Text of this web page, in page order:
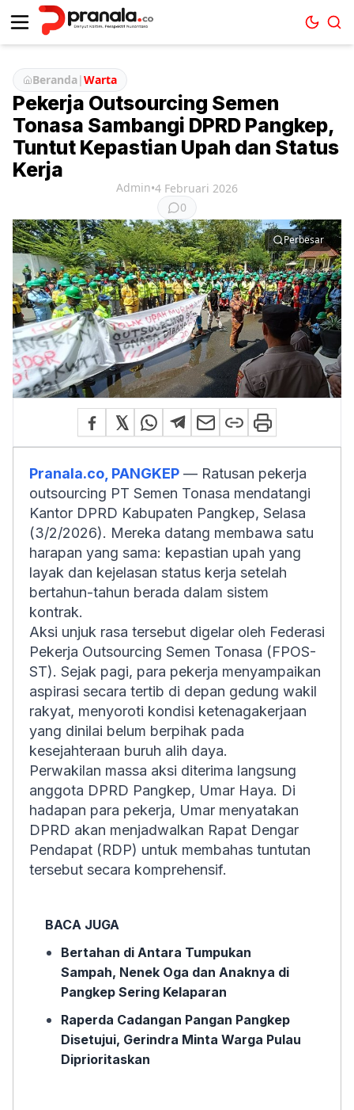
Beranda|Warta
Pekerja Outsourcing Semen
Tonasa Sambangi DPRD Pangkep,
Tuntut Kepastian Upah dan Status
Kerja
Admin•4 Februari 2026
0
Perbesar
Pranala.co, PANGKEP — Ratusan pekerja
outsourcing PT Semen Tonasa mendatangi
Kantor DPRD Kabupaten Pangkep, Selasa
(3/2/2026). Mereka datang membawa satu
harapan yang sama: kepastian upah yang
layak dan kejelasan status kerja setelah
bertahun-tahun berada dalam sistem
kontrak.
Aksi unjuk rasa tersebut digelar oleh Federasi
Pekerja Outsourcing Semen Tonasa (FPOS-
ST). Sejak pagi, para pekerja menyampaikan
aspirasi secara tertib di depan gedung wakil
rakyat, menyoroti kondisi ketenagakerjaan
yang dinilai belum berpihak pada
kesejahteraan buruh alih daya.
Perwakilan massa aksi diterima langsung
anggota DPRD Pangkep, Umar Haya. Di
hadapan para pekerja, Umar menyatakan
DPRD akan menjadwalkan Rapat Dengar
Pendapat (RDP) untuk membahas tuntutan
tersebut secara komprehensif.
BACA JUGA
Bertahan di Antara Tumpukan
Sampah, Nenek Oga dan Anaknya di
Pangkep Sering Kelaparan
Raperda Cadangan Pangan Pangkep
Disetujui, Gerindra Minta Warga Pulau
Diprioritaskan